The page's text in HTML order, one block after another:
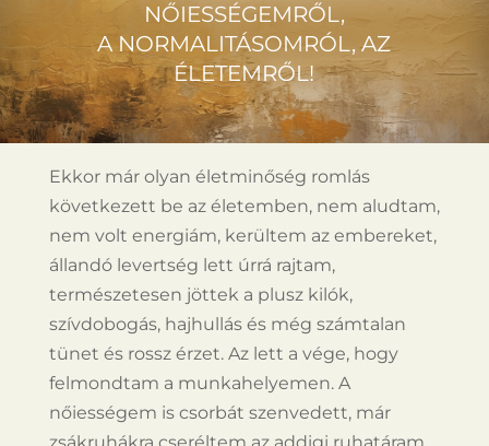
NŐIESSÉGEMRŐL,
A NORMALITÁSOMRÓL, AZ
ÉLETEMRŐL!
Ekkor már olyan életminőség romlás
következett be az életemben, nem aludtam,
nem volt energiám, kerültem az embereket,
állandó levertség lett úrrá rajtam,
természetesen jöttek a plusz kilók,
szívdobogás, hajhullás és még számtalan
tünet és rossz érzet. Az lett a vége, hogy
felmondtam a munkahelyemen. A
nőiességem is csorbát szenvedett, már